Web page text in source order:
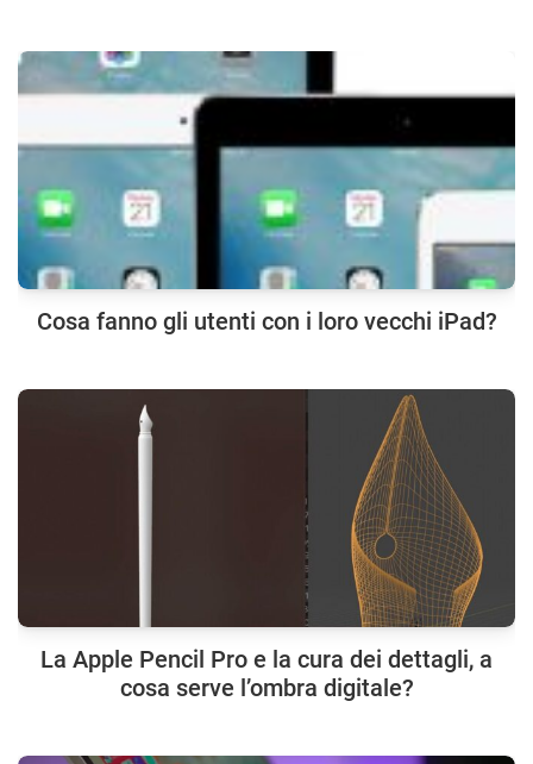
Cosa fanno gli utenti con i loro vecchi iPad?
La Apple Pencil Pro e la cura dei dettagli, a
cosa serve l’ombra digitale?